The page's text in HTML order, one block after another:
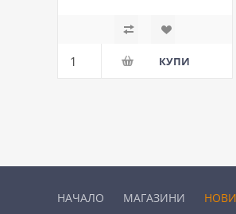
НАЧАЛО МАГАЗИНИ